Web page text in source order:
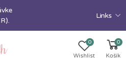
Links
0
Wishlist
0
Košík